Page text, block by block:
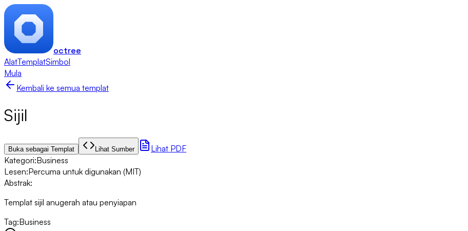
octree
AlatTemplatSimbol
Mula
Kembali ke semua templat
Sijil
Buka sebagai Templat Lihat Sumber
Lihat PDF
Kategori:Business
Lesen:Percuma untuk digunakan (MIT)
Abstrak:
Templat sijil anugerah atau penyiapan
Tag:Business